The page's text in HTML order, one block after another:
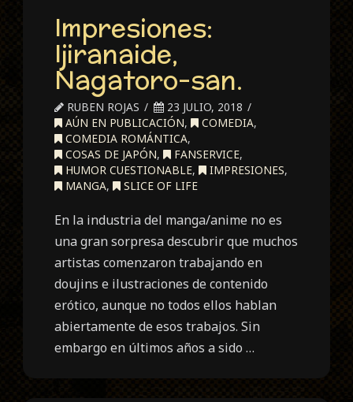
Impresiones:
Ijiranaide,
Nagatoro-san.
RUBEN ROJAS
23 JULIO, 2018
AÚN EN PUBLICACIÓN, COMEDIA,
COMEDIA ROMÁNTICA,
COSAS DE JAPÓN, FANSERVICE,
HUMOR CUESTIONABLE, IMPRESIONES,
MANGA, SLICE OF LIFE
En la industria del manga/anime no es
una gran sorpresa descubrir que muchos
artistas comenzaron trabajando en
doujins e ilustraciones de contenido
erótico, aunque no todos ellos hablan
abiertamente de esos trabajos. Sin
embargo en últimos años a sido …